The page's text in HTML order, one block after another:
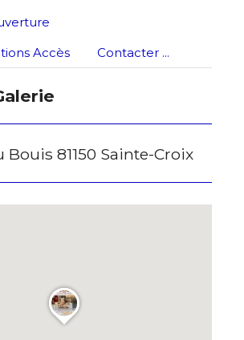
Accès
Contacter ...
81150 Sainte-Croix